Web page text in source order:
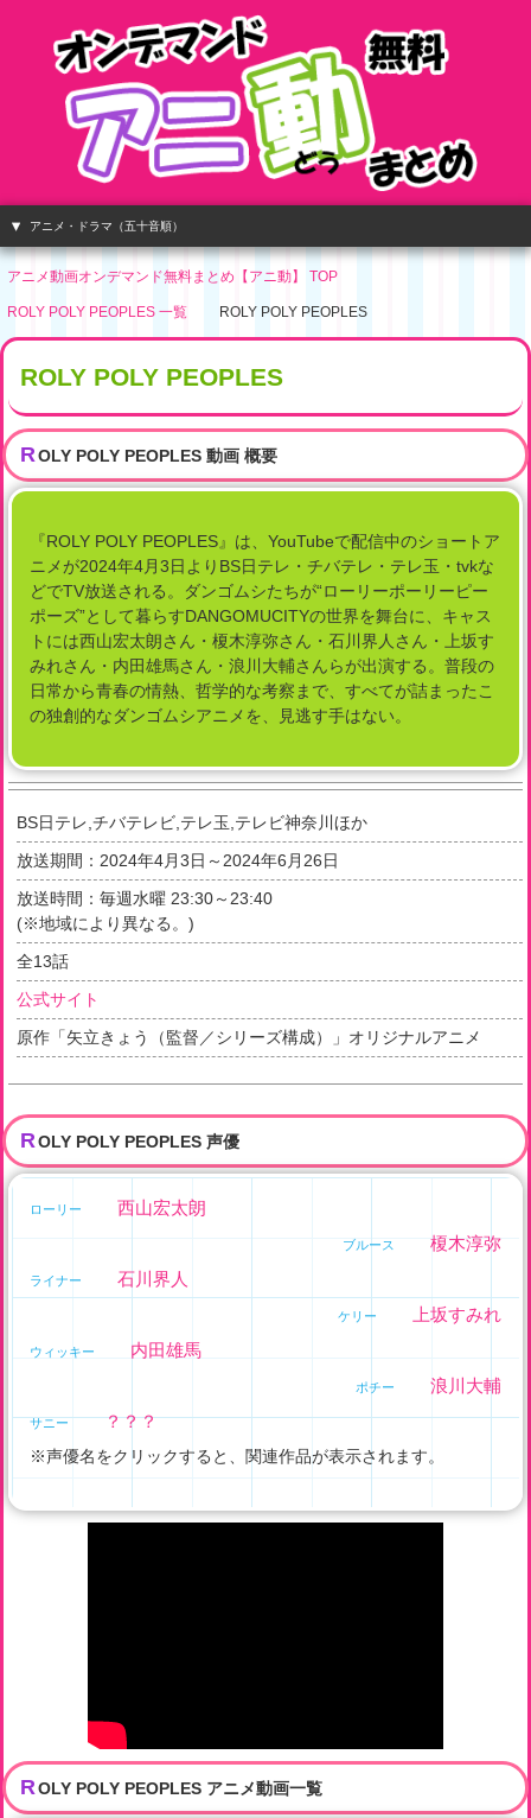
アニメ・ドラマ（五十音順）
アニメ動画オンデマンド無料まとめ【アニ動】 TOP
ROLY POLY PEOPLES 一覧 ROLY POLY PEOPLES
ROLY POLY PEOPLES
ROLY POLY PEOPLES 動画 概要
『ROLY POLY PEOPLES』は、YouTubeで配信中のショートア
ニメが2024年4月3日よりBS日テレ・チバテレ・テレ玉・tvkな
どでTV放送される。ダンゴムシたちが“ローリーポーリーピー
ポーズ”として暮らすDANGOMUCITYの世界を舞台に、キャス
トには西山宏太朗さん・榎木淳弥さん・石川界人さん・上坂す
みれさん・内田雄馬さん・浪川大輔さんらが出演する。普段の
日常から青春の情熱、哲学的な考察まで、すべてが詰まったこ
の独創的なダンゴムシアニメを、見逃す手はない。
BS日テレ,チバテレビ,テレ玉,テレビ神奈川ほか
放送期間： 2024年4月3日～2024年6月26日
放送時間：毎週水曜 23:30～23:40
(※地域により異なる。)
全13話
公式サイト
原作「矢立きょう（監督／シリーズ構成）」オリジナルアニメ
ROLY POLY PEOPLES 声優
ローリー 西山宏太朗
ブルース 榎木淳弥
ライナー 石川界人
ケリー 上坂すみれ
ウィッキー 内田雄馬
ポチー 浪川大輔
サニー ？？？
※声優名をクリックすると、関連作品が表示されます。
ROLY POLY PEOPLES アニメ動画一覧